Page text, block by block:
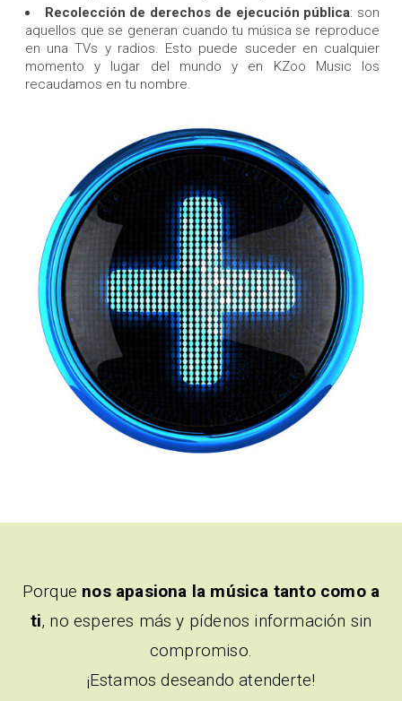
Recolección de derechos de ejecución pública: son
aquellos que se generan cuando tu música se reproduce
en una TVs y radios. Esto puede suceder en cualquier
momento y lugar del mundo y en KZoo Music los
recaudamos en tu nombre.
Porque nos apasiona la música tanto como a
ti, no esperes más y pídenos información sin
compromiso.
¡Estamos deseando atenderte!